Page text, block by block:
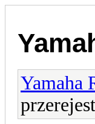
Yamaha